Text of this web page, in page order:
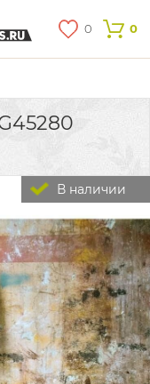
0 0
В наличии